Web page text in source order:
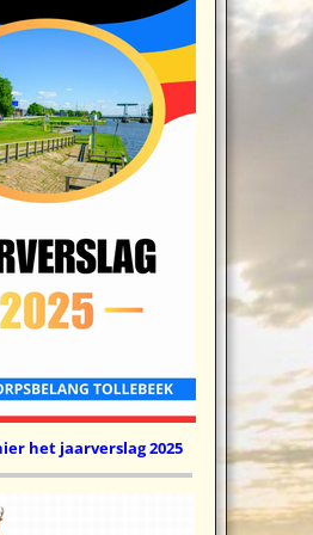
het jaarverslag 2025